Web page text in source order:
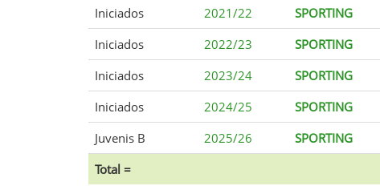
Iniciados
2021/22
SPORTING
Iniciados
2022/23
SPORTING
Iniciados
2023/24
SPORTING
Iniciados
2024/25
SPORTING
Juvenis B
2025/26
SPORTING
Total =